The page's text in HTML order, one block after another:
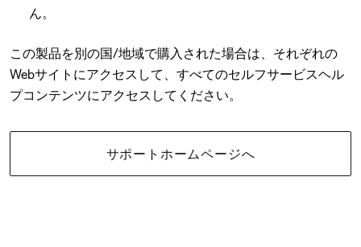
ん。
この製品を別の国/地域で購入された場合は、それぞれの
Webサイトにアクセスして、すべてのセルフサービスヘル
プコンテンツにアクセスしてください。
サポートホームページへ